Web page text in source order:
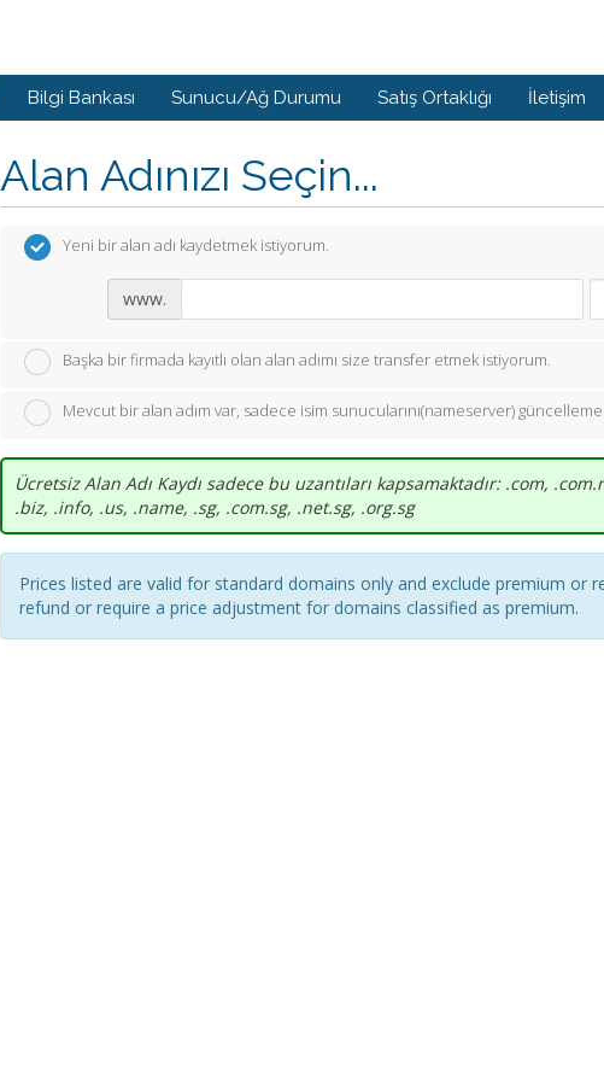
Bilgi Bankası Sunucu/Ağ Durumu Satış Ortaklığı İletişim
Alan Adınızı Seçin...
Yeni bir alan adı kaydetmek istiyorum.
www.
Başka bir firmada kayıtlı olan alan adımı size transfer etmek istiyorum.
Mevcut bir alan adım var, sadece isim sunucularını(nameserver)
Ücretsiz Alan Adı Kaydı sadece bu uzantıları kapsamaktadır: .com,
.biz, .info, .us, .name, .sg, .com.sg, .net.sg, .org.sg
Prices listed are valid for standard domains only and exclude premium or
refund or require a price adjustment for domains classified as premium.